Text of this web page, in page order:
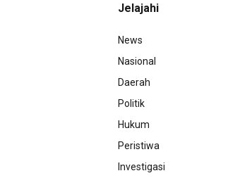
Jelajahi
News
Nasional
Daerah
Politik
Hukum
Peristiwa
Investigasi